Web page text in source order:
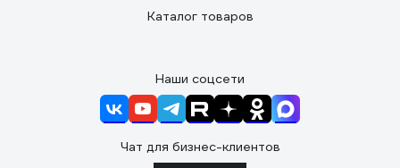
Каталог товаров
Наши соцсети
Чат для бизнес-клиентов